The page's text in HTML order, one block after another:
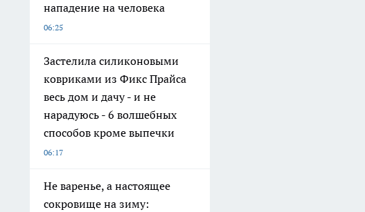
нападение на человека
06:25
Застелила силиконовыми
ковриками из Фикс Прайса
весь дом и дачу - и не
нарадуюсь - 6 волшебных
способов кроме выпечки
06:17
Не варенье, а настоящее
сокровище на зиму: